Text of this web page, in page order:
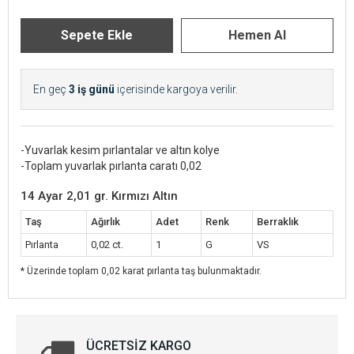
En geç 3 iş günü içerisinde kargoya verilir.
-Yuvarlak kesim pırlantalar ve altın kolye
-Toplam yuvarlak pırlanta caratı 0,02
14 Ayar 2,01 gr. Kırmızı Altın
Taş Ağırlık Adet Renk
Berraklık
Pırlanta
0,02 ct. 1 G VS
* Üzerinde toplam 0,02 karat pırlanta taş bulunmaktadır.
ÜCRETSIZ KARGO